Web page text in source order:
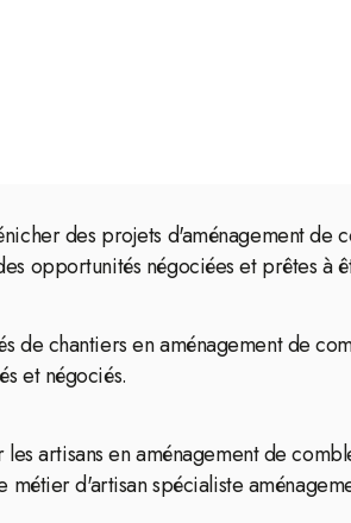
des projets d'aménagement de
opportunités négociées et prêtes à
de chantiers en aménagement de
et négociés.
artisans en aménagement de
métier d'artisan spécialiste